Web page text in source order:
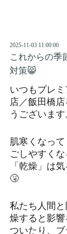
2025-11-03 11:00:00
これからの季
対策😸
いつもプレ
店／飯田橋
うございます
肌寒くなっ
ごしやすく
「乾燥」は
🤧
私たち人間
燥すると影
ついたり、